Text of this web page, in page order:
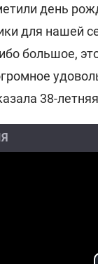
день
для нашей
большое,
38-